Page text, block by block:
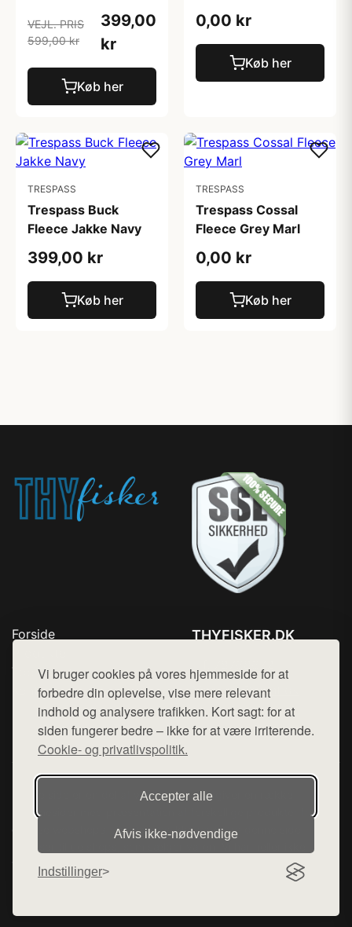
Vi bruger cookies på vores hjemmeside for at
forbedre din oplevelse, vise mere relevant
indhold og analysere trafikken. Kort sagt: for at
siden fungerer bedre – ikke for at være irriterende.
Cookie- og privatlivspolitik.
Accepter alle
Afvis ikke‑nødvendige
Indstillinger
VEJL. PRIS
599,00 kr
399,00
kr
Køb her
0,00 kr
Køb her
TRESPASS
Trespass Buck
Fleece Jakke Navy
399,00 kr
Køb her
TRESPASS
Trespass Cossal
Fleece Grey Marl
0,00 kr
Køb her
Forside
Top Rabatter
Kontakt
THYFISKER.DK
Mail: hej@want.dk
Cookie- og privatlivspolitik
Denne side er en del af want.dk, der udgiver en række
hjemmesider med præsentation af forskellige produkter fra
diverse webshops. Der sælges ikke varer fra denne side - vi
henviser til de shops, som sælger varen. Vi har heller ikke
varerne på lager.